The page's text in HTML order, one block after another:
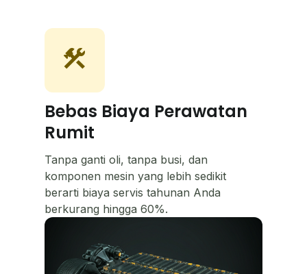
construction
Bebas Biaya Perawatan
Rumit
Tanpa ganti oli, tanpa busi, dan
komponen mesin yang lebih sedikit
berarti biaya servis tahunan Anda
berkurang hingga 60%.